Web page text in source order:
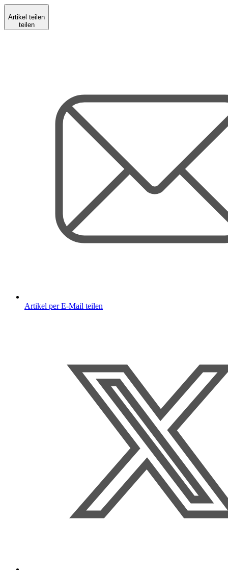
Artikel teilen
teilen
Artikel per E-Mail teilen